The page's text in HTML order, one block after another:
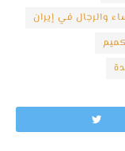
والرجال في إيران